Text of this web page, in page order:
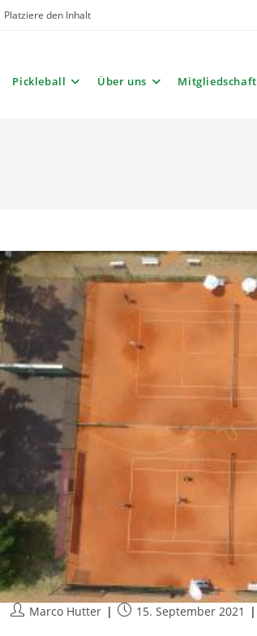
Platziere den Inhalt
Pickleball Über uns Mitgliedschaft
Beitrags-
Marco Hutter
Beitrag15. September 2021